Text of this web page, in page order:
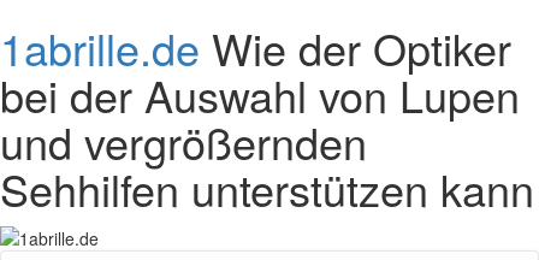
1abrille.de Wie der Optiker
bei der Auswahl von Lupen
und vergrößernden
Sehhilfen unterstützen kann